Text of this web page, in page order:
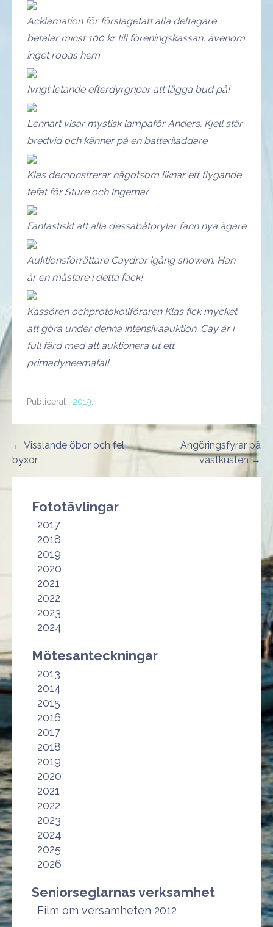
Acklamation för förslagetatt alla deltagare
betalar minst 100 kr till föreningskassan, ävenom
inget ropas hem
Ivrigt letande efterdyrgripar att lägga bud på!
Lennart visar mystisk lampaför Anders. Kjell står
bredvid och känner på en batteriladdare
Klas demonstrerar någotsom liknar ett flygande
tefat för Sture och Ingemar
Fantastiskt att alla dessabåtprylar fann nya ägare
Auktionsförrättare Caydrar igång showen. Han
är en mästare i detta fack!
Kassören ochprotokollföraren Klas fick mycket
att göra under denna intensivaauktion. Cay är i
full färd med att auktionera ut ett
primadyneemafall.
Publicerat i 2019:
Inläggsnavigering
← Visslande öbor och fel
byxor
Angöringsfyrar på
västkusten →
Fototävlingar
2017
2018
2019
2020
2021
2022
2023
2024
Mötesanteckningar
2013
2014
2015
2016
2017
2018
2019
2020
2021
2022
2023
2024
2025
2026
Seniorseglarnas verksamhet
Film om versamheten 2012